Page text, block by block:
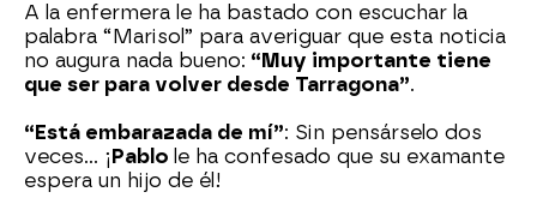
A la enfermera le ha bastado con escuchar la
palabra “Marisol” para averiguar que esta noticia
no augura nada bueno: “Muy importante tiene
que ser para volver desde Tarragona”.
“Está embarazada de mí”: Sin pensárselo dos
veces… ¡ Pablo le ha confesado que su examante
espera un hijo de él!